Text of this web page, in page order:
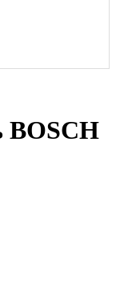
BOSCH